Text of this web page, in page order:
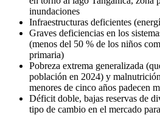
inundaciones
Infraestructuras deficientes
Graves deficiencias en los
(menos del 50 % de los niños
primaria)
Pobreza extrema generalizada
población en 2024) y
menores de cinco años padecen
Déficit doble, bajas reservas de
tipo de cambio en el mercado